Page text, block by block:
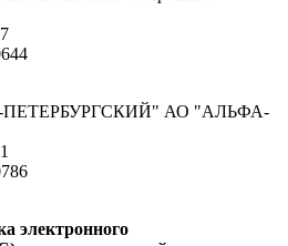
АО "АЛЬФА-
электронного